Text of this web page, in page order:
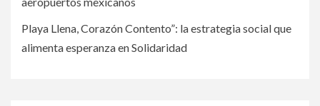
Playa Llena, Corazón Contento”: la estrategia social que
alimenta esperanza en Solidaridad